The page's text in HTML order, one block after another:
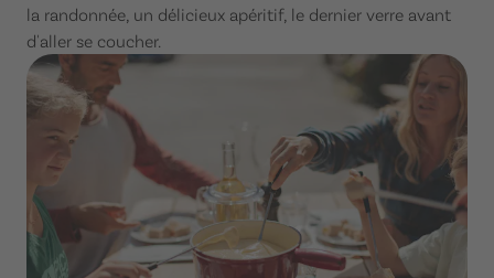
la randonnée, un délicieux apéritif, le dernier verre avant
d'aller se coucher.